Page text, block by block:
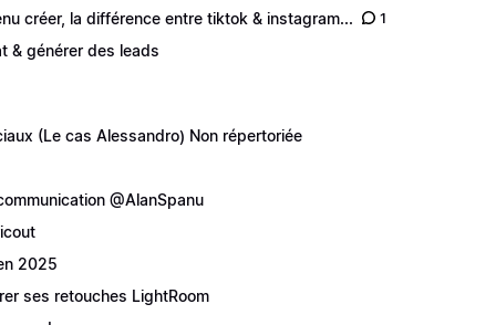
créer, la différence entre tiktok & instagram...
1
& générer des leads
(Le cas Alessandro) Non répertoriée
@AlanSpanu
2025
ses retouches LightRoom